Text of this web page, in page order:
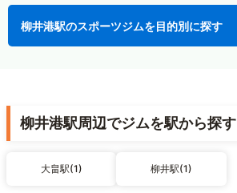
柳井港駅のスポーツジムを目的別に探す
柳井港駅周辺でジムを駅から探す
大畠駅(1) 柳井駅(1)